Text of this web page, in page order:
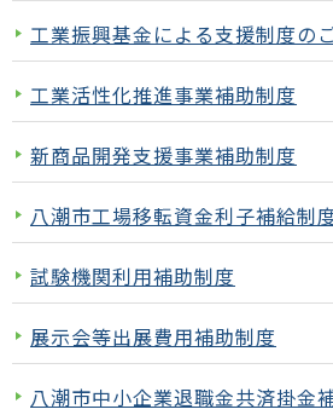
工業振興基金による支援制度の
工業活性化推進事業補助制度
新商品開発支援事業補助制度
八潮市工場移転資金利子補給制
試験機関利用補助制度
展示会等出展費用補助制度
八潮市中小企業退職金共済掛金